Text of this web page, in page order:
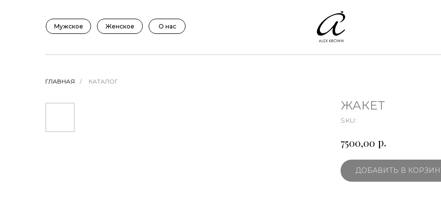
Мужское Женское О нас
ГЛАВНАЯ / КАТАЛОГ
ЖАКЕТ
SKU:
7500,00 р.
ДОБАВИТЬ В